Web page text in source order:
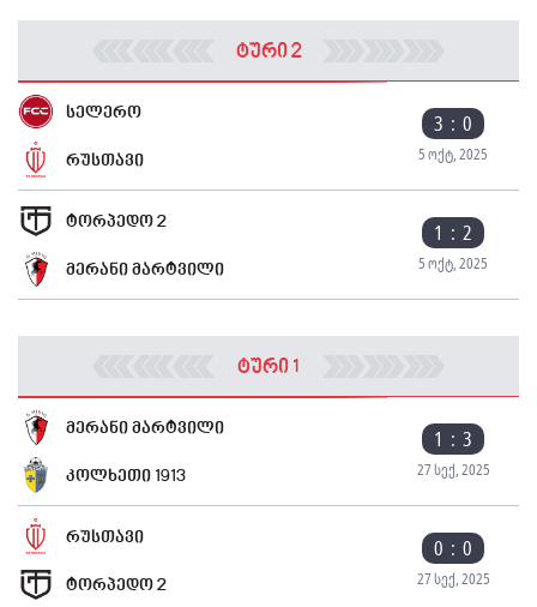
ტური 2
სელერო 3 : 0
5 ოქტ, 2025
რუსთავი
ტორპედო 2 1 : 2
5 ოქტ, 2025
მერანი მარტვილი
ტური 1
მერანი მარტვილი 1 : 3
27 სექ, 2025
კოლხეთი 1913
რუსთავი 0 : 0
27 სექ, 2025
ტორპედო 2